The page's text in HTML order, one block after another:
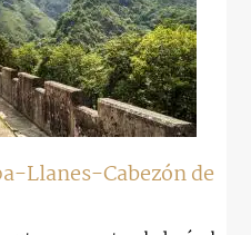
Llanes-Cabezón de